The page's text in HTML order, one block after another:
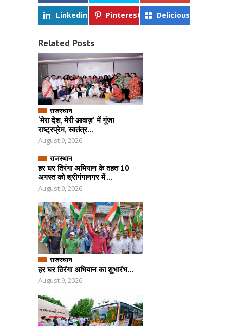
Linkedin Pinterest Delicious
Related Posts
राजस्थान
‘मेरा देश, मेरी आवाज़’ में गूंजा
राष्ट्रप्रेम, स्वतंत्र...
August 9, 2026
राजस्थान
हर घर तिरंगा अभियान के तहत 10
अगस्त को श्रीगंगानगर में ...
August 9, 2026
राजस्थान
हर घर तिरंगा अभियान का शुभारंभ...
August 9, 2026